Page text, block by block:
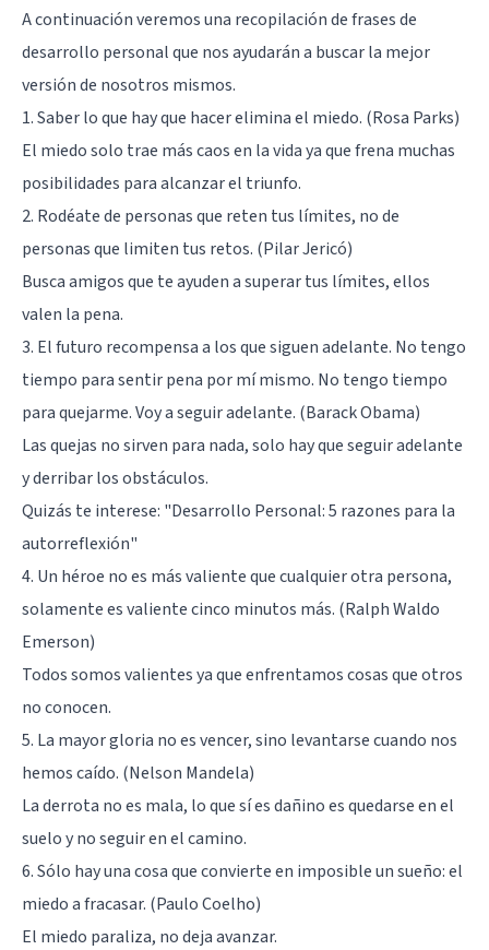
A continuación veremos una recopilación de frases de
desarrollo personal que nos ayudarán a buscar la mejor
versión de nosotros mismos.
1. Saber lo que hay que hacer elimina el miedo. (Rosa Parks)
El miedo solo trae más caos en la vida ya que frena muchas
posibilidades para alcanzar el triunfo.
2. Rodéate de personas que reten tus límites, no de
personas que limiten tus retos. (Pilar Jericó)
Busca amigos que te ayuden a superar tus límites, ellos
valen la pena.
3. El futuro recompensa a los que siguen adelante. No tengo
tiempo para sentir pena por mí mismo. No tengo tiempo
para quejarme. Voy a seguir adelante. (Barack Obama)
Las quejas no sirven para nada, solo hay que seguir adelante
y derribar los obstáculos.
Quizás te interese: "Desarrollo Personal: 5 razones para la
autorreflexión"
4. Un héroe no es más valiente que cualquier otra persona,
solamente es valiente cinco minutos más. (Ralph Waldo
Emerson)
Todos somos valientes ya que enfrentamos cosas que otros
no conocen.
5. La mayor gloria no es vencer, sino levantarse cuando nos
hemos caído. (Nelson Mandela)
La derrota no es mala, lo que sí es dañino es quedarse en el
suelo y no seguir en el camino.
6. Sólo hay una cosa que convierte en imposible un sueño: el
miedo a fracasar. (Paulo Coelho)
El miedo paraliza, no deja avanzar.